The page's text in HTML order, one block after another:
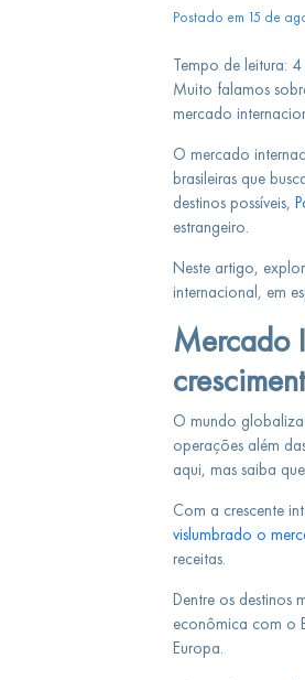
Postado em 15 de
Tempo de leitura: 4
Muito falamos
mercado
O mercado
brasileiras que
destinos possíveis,
estrangeiro.
Neste artigo,
internacional, em
Mercado
O mundo
operações além
aqui, mas saiba
Com a crescente
vislumbrado o
receitas.
Dentre os destinos
econômica com o
Europa.